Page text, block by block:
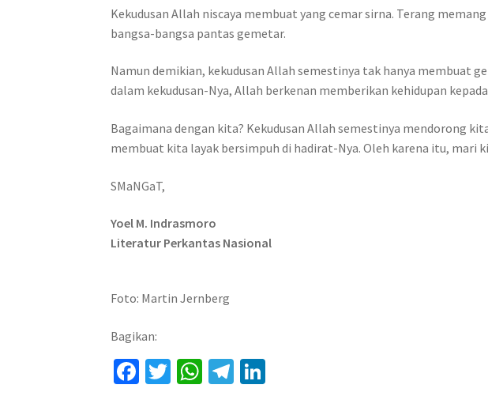
Kekudusan Allah niscaya membuat yang cemar sirna. Terang
bangsa-bangsa pantas gemetar.
Namun demikian, kekudusan Allah semestinya tak hanya membuat
dalam kekudusan-Nya, Allah berkenan memberikan kehidupan
Bagaimana dengan kita? Kekudusan Allah semestinya mendorong
membuat kita layak bersimpuh di hadirat-Nya. Oleh karena itu, mari
SMaNGaT,
Yoel M. Indrasmoro
Literatur Perkantas Nasional
Foto: Martin Jernberg
Bagikan:
Fa T
W Te